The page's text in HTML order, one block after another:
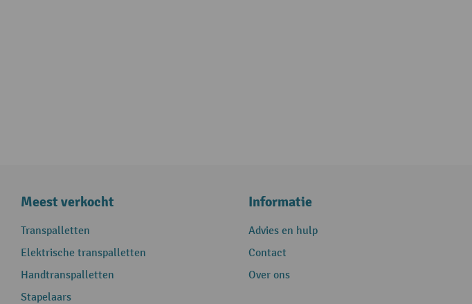
Meest verkocht
Transpalletten
Elektrische transpalletten
Handtranspalletten
Stapelaars
Informatie
Advies en hulp
Contact
Over ons